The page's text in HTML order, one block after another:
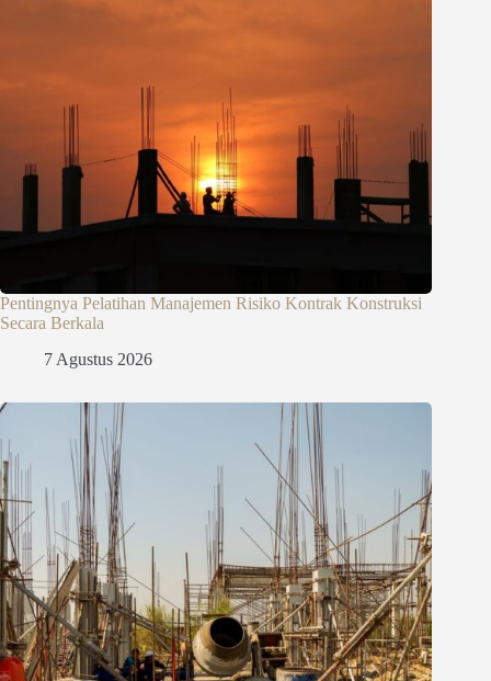
Pentingnya Pelatihan Manajemen Risiko Kontrak Konstruksi
Secara Berkala
7 Agustus 2026